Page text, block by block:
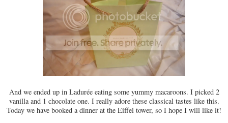
And we ended up in Ladurée eating some yummy macaroons. I picked 2
vanilla and 1 chocolate one. I really adore these classical tastes like this.
Today we have booked a dinner at the Eiffel tower, so I hope I will like it!